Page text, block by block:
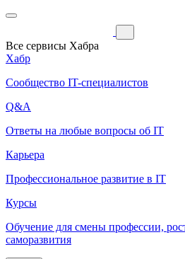
Все сервисы Хабра
Хабр
Сообщество IT-специалистов
Q&A
Ответы на любые вопросы об IT
Карьера
Профессиональное развитие в IT
Курсы
Обучение для смены профессии,
саморазвития